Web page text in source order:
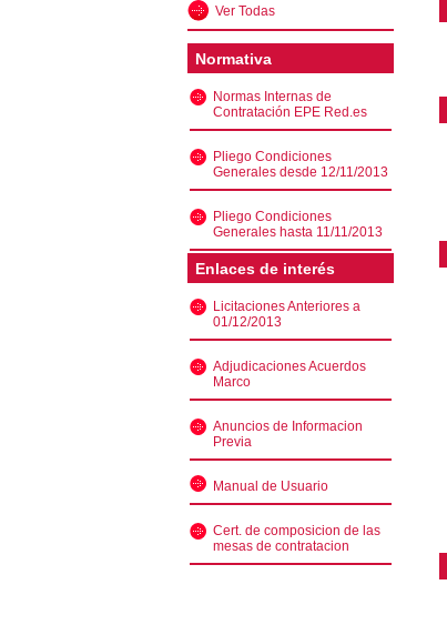
Ver Todas
Normativa
Normas Internas de
Contratación EPE Red.es
Pliego Condiciones
Generales desde 12/11/2013
Pliego Condiciones
Generales hasta 11/11/2013
Enlaces de interés
Licitaciones Anteriores a
01/12/2013
Adjudicaciones Acuerdos
Marco
Anuncios de Informacion
Previa
Manual de Usuario
Cert. de composicion de las
mesas de contratacion